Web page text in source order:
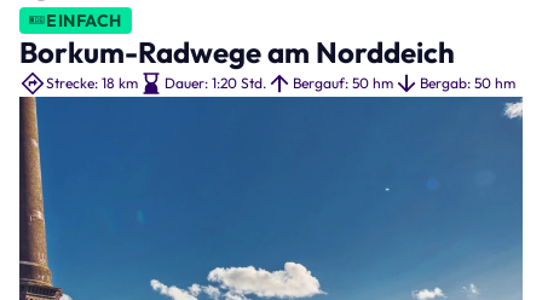
EINFACH
Borkum-Radwege am Norddeich
Strecke: 18 km Dauer: 1:20 Std. Bergauf: 50 hm Bergab: 50 hm